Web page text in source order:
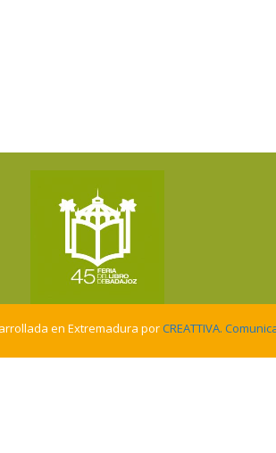
Libro
de
en Extremadura porCREATTIVA.